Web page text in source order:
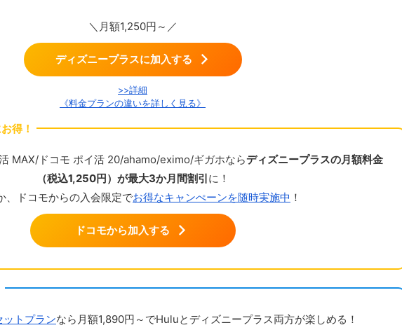
＼月額1,250円～／
ディズニープラスに加入する
>>詳細
《料金プランの違いを詳しく見る》
得！
MAX/ドコモ ポイ活 20/ahamo/eximo/ギガホならディズニープラスの月額料金
（税込1,250円）が最大3か月間割引に！
、ドコモからの入会限定でお得なキャンぺーンを随時実施中 ！
ドコモから加入する
トプランなら月額1,890円～でHuluとディズニープラス両方が楽しめる！